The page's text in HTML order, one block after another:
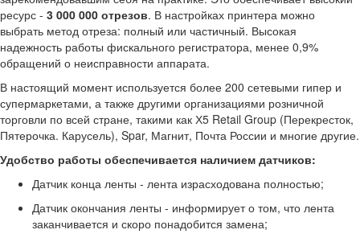
ресурс - 3 000 000 отрезов. В настройках принтера можно
выбрать метод отреза: полный или частичный. Высокая
надежность работы фискального регистратора, менее 0,9%
обращений о неисправности аппарата.
В настоящий момент используется более 200 сетевыми гипер и
супермаркетами, а также другими организациями розничной
торговли по всей стране, такими как Х5 Retail Group (Перекресток,
Пятерочка. Карусель), Spar, Магнит, Почта России и многие другие.
Удобство работы обеспечивается наличием датчиков:
Датчик конца ленты - лента израсходована полностью;
Датчик окончания ленты - информирует о том, что лента
заканчивается и скоро понадобится замена;